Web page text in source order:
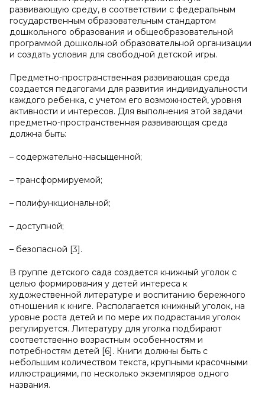
развивающую среду, в соответствии с федеральным
государственным образовательным стандартом
дошкольного образования и общеобразовательной
программой дошкольной образовательной организации
и создать условия для свободной детской игры.
Предметно-пространственная развивающая среда
создается педагогами для развития индивидуальности
каждого ребенка, с учетом его возможностей, уровня
активности и интересов. Для выполнения этой задачи
предметно-пространственная развивающая среда
должна быть:
– содержательно-насыщенной;
– трансформируемой;
– полифункциональной;
– доступной;
– безопасной [3].
В группе детского сада создается книжный уголок с
целью формирования у детей интереса к
художественной литературе и воспитанию бережного
отношения к книге. Располагается книжный уголок, на
уровне роста детей и по мере их подрастания уголок
регулируется. Литературу для уголка подбирают
соответственно возрастным особенностям и
потребностям детей [6]. Книги должны быть с
небольшим количеством текста, крупными красочными
иллюстрациями, по несколько экземпляров одного
названия.